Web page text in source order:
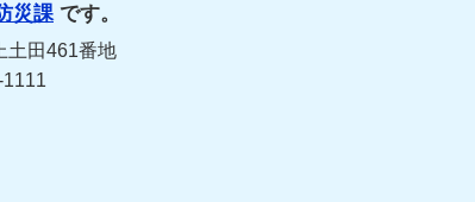
災課 です。
田461番地